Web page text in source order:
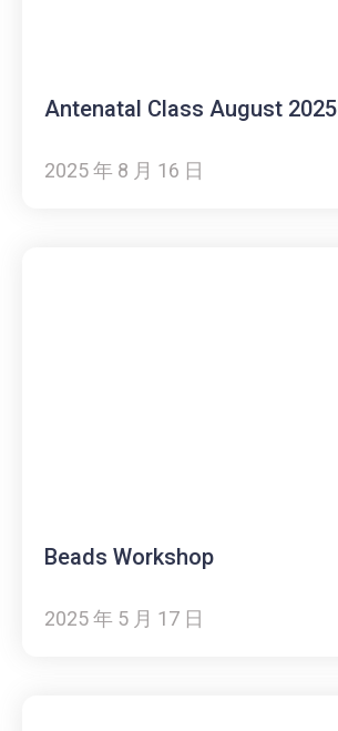
Antenatal Class August 2025
2025 年 8 月 16 日
Beads Workshop
2025 年 5 月 17 日